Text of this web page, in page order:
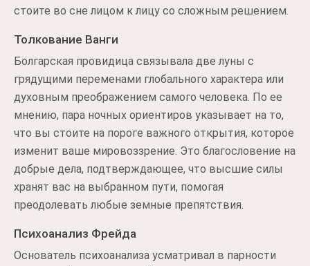
стоите во сне лицом к лицу со сложным решением.
Толкование Ванги
Болгарская провидица связывала две луны с
грядущими переменами глобального характера или
духовным преображением самого человека. По ее
мнению, пара ночных ориентиров указывает на то,
что вы стоите на пороге важного открытия, которое
изменит ваше мировоззрение. Это благословение на
добрые дела, подтверждающее, что высшие силы
хранят вас на выбранном пути, помогая
преодолевать любые земные препятствия.
Психоанализ Фрейда
Основатель психоанализа усматривал в парности